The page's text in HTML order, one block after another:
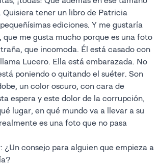
Quisiera tener un libro de Patricia
ediciones. Y me gustaría
que me gusta mucho porque es una foto
que incomoda. Él está casado con
Lucero. Ella está embarazada. No
poniendo o quitando el suéter. Son
un color oscuro, con cara de
espera y este dolor de la corrupción,
lugar, en qué mundo va a llevar a su
es una foto que no pasa
¿Un consejo para alguien que empieza a